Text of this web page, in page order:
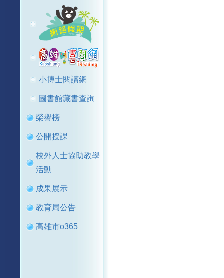
小博士閱讀網
圖書館藏書查詢
榮譽榜
公開授課
校外人士協助教學
活動
成果展示
教育局公告
高雄市o365